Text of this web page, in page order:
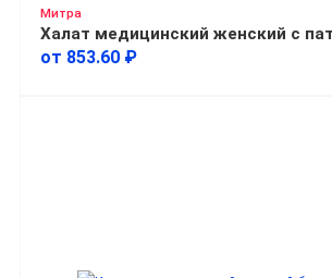
Митра
Халат медицинский женский с
от 853.60 ₽